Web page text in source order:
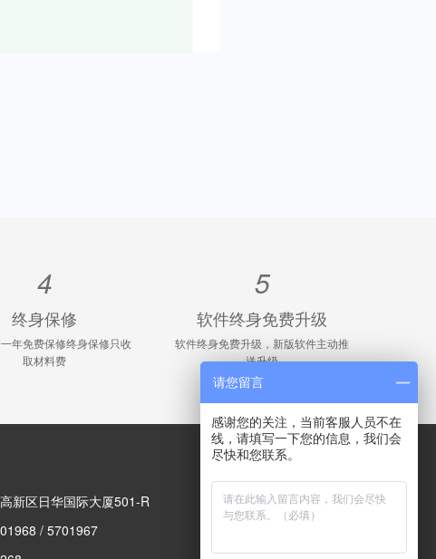
4
终身保修
年免费保修终身保修只收
取材料费
5
软件终身免费升级
软件终身免费升级，新版软件主动推
送升级
新区日华国际大厦501-R
/ 5701967
扫描二维码
请您留言
感谢您的关注，当前客服人员不在
线，请填写一下您的信息，我们会
尽快和您联系。